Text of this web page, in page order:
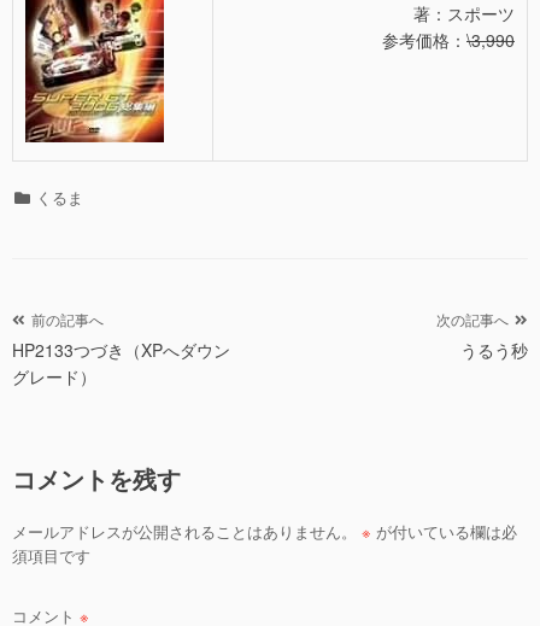
著：スポーツ
参考価格： \3,990
カ くるま
投
稿
ナ
ー
シ
ョ
前の記事へ
HP2133つづき（XPへダウン
グレード）
次の記事へ
うるう秒
コメントを残す
メールアドレスが公開されることはありません。 ※ が付いている欄は必
須項目です
コメント ※